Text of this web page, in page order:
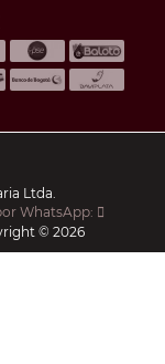
Ltda.
WhatsApp:
© 2026